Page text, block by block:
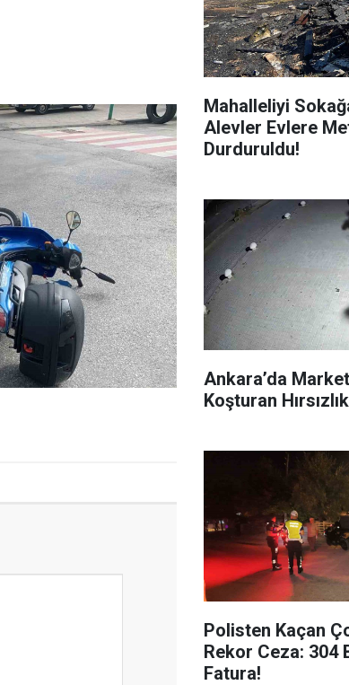
Mahalleliyi
Alevler Evlere
Durduruldu!
Ankara’da
Koşturan
Polisten Kaçan
Rekor Ceza: 304
Fatura!